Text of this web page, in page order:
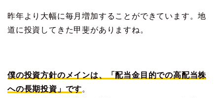
昨年より大幅に毎月増加することができています。地
道に投資してきた甲斐がありますね。
僕の投資方針のメインは、「配当金目的での高配当株
への長期投資」です。